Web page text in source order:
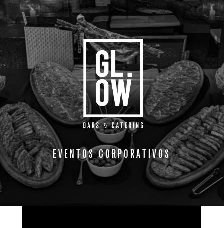
EVENTOS CORPORATIVOS